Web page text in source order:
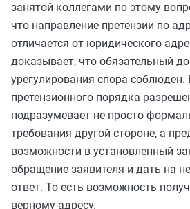
занятой коллегами по этому
что направление претензии по
отличается от юридического
доказывает, что обязательный
урегулирования спора
претензионного порядка
подразумевает не просто
требования другой стороне, а
возможности в установленный
обращение заявителя и дать на
ответ. То есть возможность
верному адресу.